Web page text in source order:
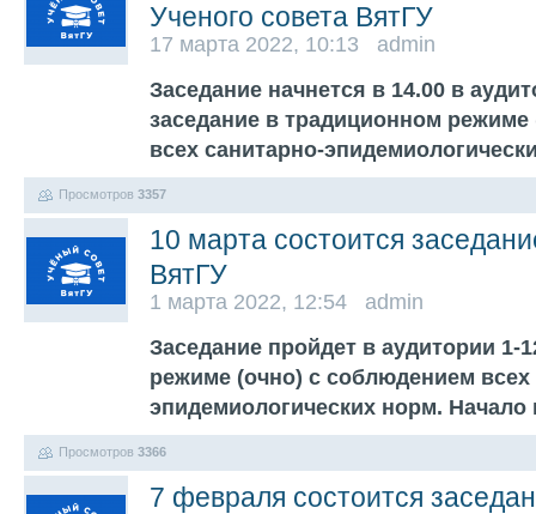
Ученого совета ВятГУ
17 марта 2022, 10:13 admin
Заседание начнется в 14.00 в
заседание в традиционном
всех санитарно-
Просмотров 3357
10 марта состоится
ВятГУ
1 марта 2022, 12:54 admin
Заседание пройдет в аудитории 1-
режиме (очно) с соблюдением всех
эпидемиологических норм. Начало
Просмотров 3366
7 февраля состоится